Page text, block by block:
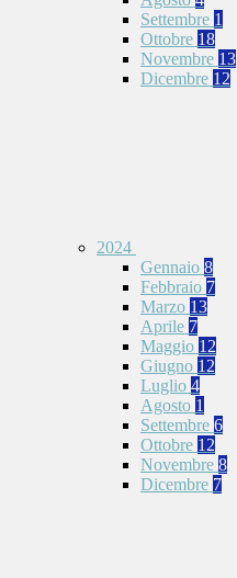
Settembre 1
Ottobre 18
Novembre 13
Dicembre 12
2024
Gennaio 8
Febbraio 7
Marzo 13
Aprile 7
Maggio 12
Giugno 12
Luglio 4
Agosto 1
Settembre 6
Ottobre 12
Novembre 8
Dicembre 7